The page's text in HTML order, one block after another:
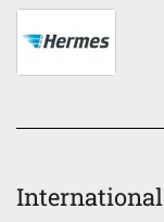
International